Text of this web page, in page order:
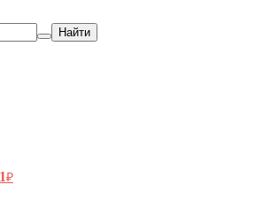
Найти
₽